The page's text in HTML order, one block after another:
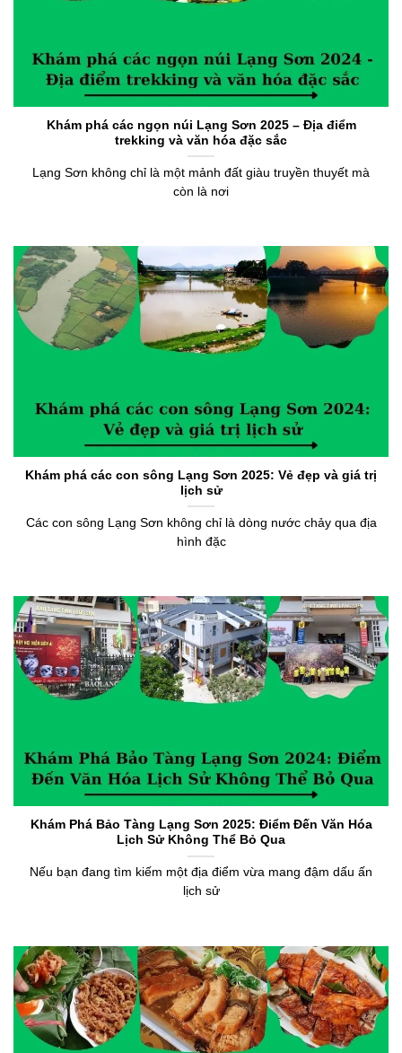
Khám phá các ngọn núi Lạng Sơn 2025 – Địa điểm
trekking và văn hóa đặc sắc
Lạng Sơn không chỉ là một mảnh đất giàu truyền thuyết mà
còn là nơi
Khám phá các con sông Lạng Sơn 2025: Vẻ đẹp và giá trị
lịch sử
Các con sông Lạng Sơn không chỉ là dòng nước chảy qua địa
hình đặc
Khám Phá Bảo Tàng Lạng Sơn 2025: Điểm Đến Văn Hóa
Lịch Sử Không Thể Bỏ Qua
Nếu bạn đang tìm kiếm một địa điểm vừa mang đậm dấu ấn
lịch sử